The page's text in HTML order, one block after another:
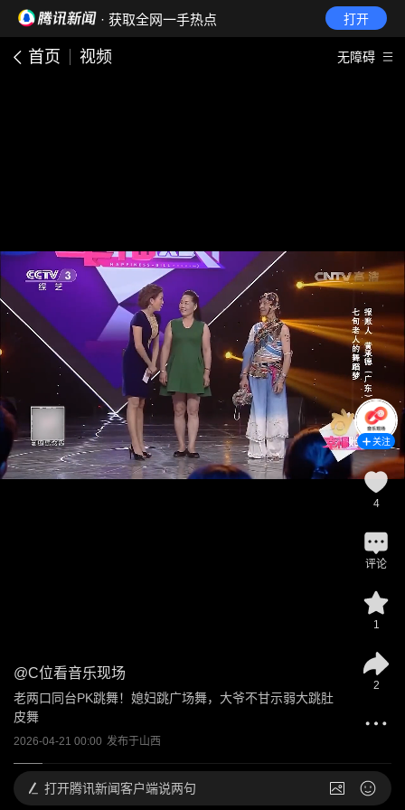
· 获取全网一手热点 打开
首页 视频 无障碍
@C位看音乐现场
老两口同台PK跳舞！媳妇跳广场舞，大爷不甘示弱大跳肚
皮舞
2026-04-21 00:00 发布于山西
关注
4
评论
1
2
打开腾讯新闻客户端说两句